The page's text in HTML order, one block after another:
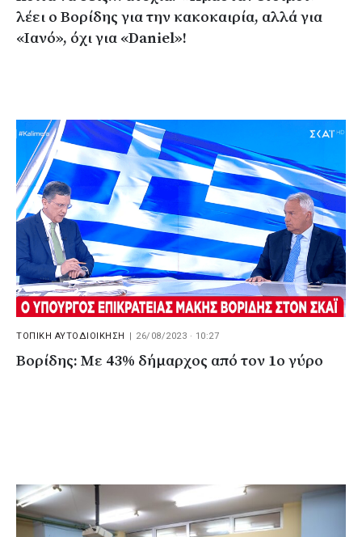
λέει ο Βορίδης για την κακοκαιρία, αλλά για
«Ιανό», όχι για «Daniel»!
ΤΟΠΙΚΗ ΑΥΤΟΔΙΟΙΚΗΣΗ 26/08/2023 · 10:27
Βορίδης: Με 43% δήμαρχος από τον 1ο γύρο